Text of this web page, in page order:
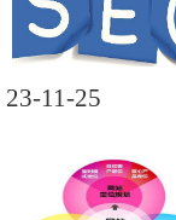
23-11-25